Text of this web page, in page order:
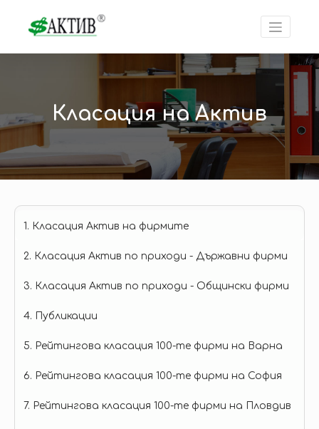
Класация на Актив
1. Класация Актив на фирмите
2. Класация Актив по приходи - Държавни фирми
3. Класация Актив по приходи - Общински фирми
4. Публикации
5. Рейтингова класация 100-те фирми на Варна
6. Рейтингова класация 100-те фирми на София
7. Рейтингова класация 100-те фирми на Пловдив